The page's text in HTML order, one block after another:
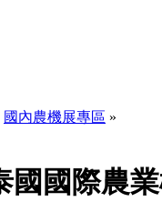
國內農機展專區 »
國國際農